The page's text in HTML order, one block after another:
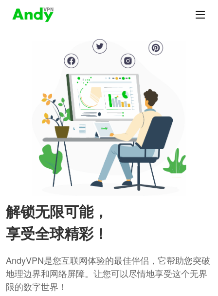
解锁无限可能，
享受全球精彩！
AndyVPN是您互联网体验的最佳伴侣，它帮助您突破
地理边界和网络屏障。让您可以尽情地享受这个无界
限的数字世界！